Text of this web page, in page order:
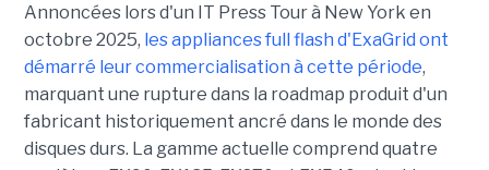
Annoncées lors d'un IT Press Tour à New York en
octobre 2025, les appliances full flash d'ExaGrid ont
démarré leur commercialisation à cette période,
marquant une rupture dans la roadmap produit d'un
fabricant historiquement ancré dans le monde des
disques durs. La gamme actuelle comprend quatre